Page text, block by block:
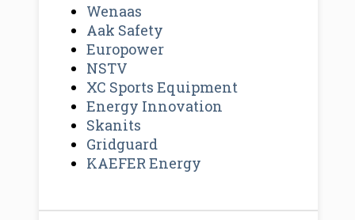
Wenaas
Aak Safety
Europower
NSTV
XC Sports Equipment
Energy Innovation
Skanits
Gridguard
KAEFER Energy